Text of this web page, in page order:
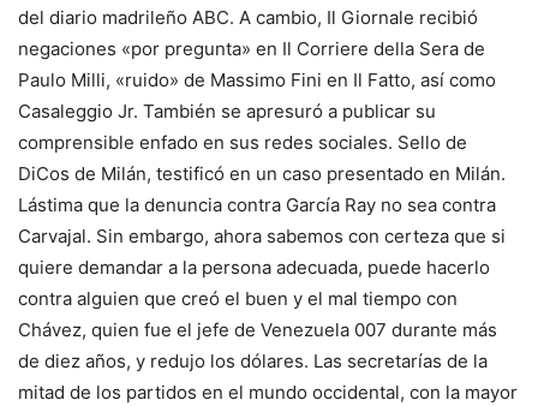
del diario madrileño ABC. A cambio, Il Giornale recibió
negaciones «por pregunta» en Il Corriere della Sera de
Paulo Milli, «ruido» de Massimo Fini en Il Fatto, así como
Casaleggio Jr. También se apresuró a publicar su
comprensible enfado en sus redes sociales. Sello de
DiCos de Milán, testificó en un caso presentado en Milán.
Lástima que la denuncia contra García Ray no sea contra
Carvajal. Sin embargo, ahora sabemos con certeza que si
quiere demandar a la persona adecuada, puede hacerlo
contra alguien que creó el buen y el mal tiempo con
Chávez, quien fue el jefe de Venezuela 007 durante más
de diez años, y redujo los dólares. Las secretarías de la
mitad de los partidos en el mundo occidental, con la mayor